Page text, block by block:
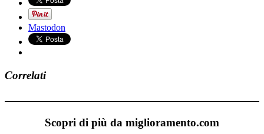
Mastodon
Correlati
Scopri di più da miglioramento.com